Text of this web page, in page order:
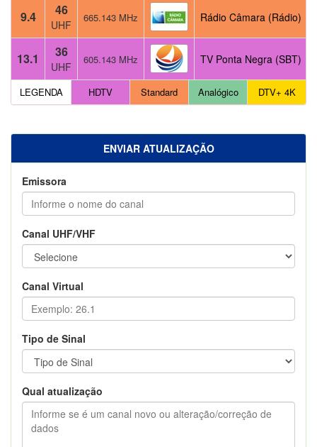
9.4 46
UHF
665.143 MHz Rádio Câmara (Rádio)
13.1 36
UHF
605.143 MHz TV Ponta Negra (SBT)
LEGENDA HDTV Standard Analógico DTV+ 4K
ENVIAR ATUALIZAÇÃO
Emissora
Canal UHF/VHF
Canal Virtual
Tipo de Sinal
Qual atualização